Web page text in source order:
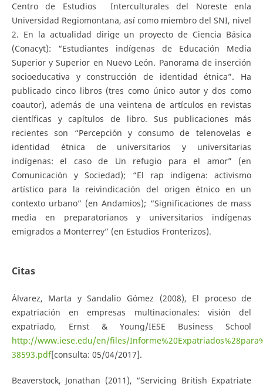
Centro de Estudios Interculturales del Noreste enla
Universidad Regiomontana, así como miembro del SNI, nivel
2. En la actualidad dirige un proyecto de Ciencia Básica
(Conacyt): “Estudiantes indígenas de Educación Media
Superior y Superior en Nuevo León. Panorama de inserción
socioeducativa y construcción de identidad étnica”. Ha
publicado cinco libros (tres como único autor y dos como
coautor), además de una veintena de artículos en revistas
científicas y capítulos de libro. Sus publicaciones más
recientes son “Percepción y consumo de telenovelas e
identidad étnica de universitarios y universitarias
indígenas: el caso de Un refugio para el amor” (en
Comunicación y Sociedad); “El rap indígena: activismo
artístico para la reivindicación del origen étnico en un
contexto urbano” (en Andamios); “Significaciones de mass
media en preparatorianos y universitarios indígenas
emigrados a Monterrey” (en Estudios Fronterizos).
Citas
Álvarez, Marta y Sandalio Gómez (2008), El proceso de
expatriación en empresas multinacionales: visión del
expatriado, Ernst & Young/IESE Business School
http://www.iese.edu/en/files/
38593.pdf[consulta: 05/04/2017].
Beaverstock, Jonathan (2011), “Servicing British Expatriate